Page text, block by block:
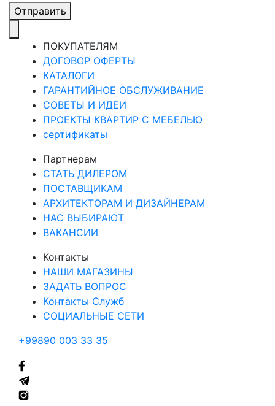
Отправить
ПОКУПАТЕЛЯМ
ДОГОВОР ОФЕРТЫ
КАТАЛОГИ
ГАРАНТИЙНОЕ ОБСЛУЖИВАНИЕ
СОВЕТЫ И ИДЕИ
ПРОЕКТЫ КВАРТИР С МЕБЕЛЬЮ
сертификаты
Партнерам
СТАТЬ ДИЛЕРОМ
ПОСТАВЩИКАМ
АРХИТЕКТОРАМ И ДИЗАЙНЕРАМ
НАС ВЫБИРАЮТ
ВАКАНСИИ
Контакты
НАШИ МАГАЗИНЫ
ЗАДАТЬ ВОПРОС
Контакты Служб
СОЦИАЛЬНЫЕ СЕТИ
+99890 003 33 35